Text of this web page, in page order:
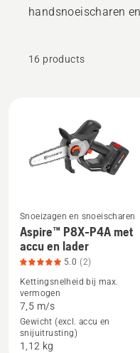
handsnoeischaren
16 products
producten
Bekijk
meer
over
Aspire™
P8X-
P4A
Snoeizagen en snoeischaren
Aspire™ P8X-P4A met
accu en lader
5.0 (2)
Kettingsnelheid bij max.
vermogen
7,5 m/s
Gewicht (excl. accu en
snijuitrusting)
1,12 kg